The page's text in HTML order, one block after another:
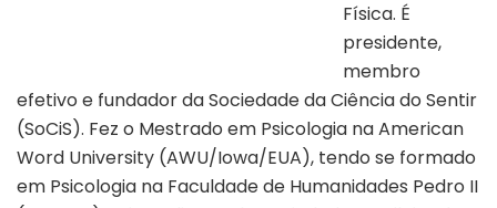
Física. É
presidente,
membro
efetivo e fundador da Sociedade da Ciência do Sentir
(SoCiS). Fez o Mestrado em Psicologia na American
Word University (AWU/Iowa/EUA), tendo se formado
em Psicologia na Faculdade de Humanidades Pedro II